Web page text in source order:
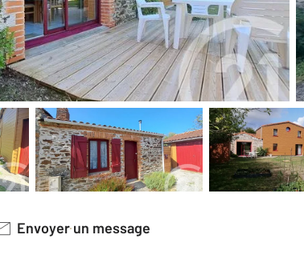
Envoyer un message